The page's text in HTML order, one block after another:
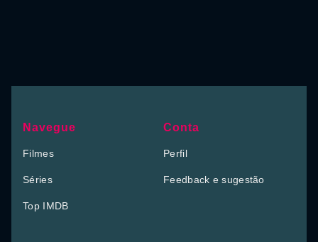
Navegue
Filmes
Séries
Top IMDB
Conta
Perfil
Feedback e sugestão